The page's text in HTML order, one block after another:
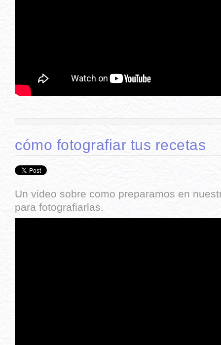
cómo fotografiar tus recetas
Un video sobre como preparamos en
para fotografiarlas.